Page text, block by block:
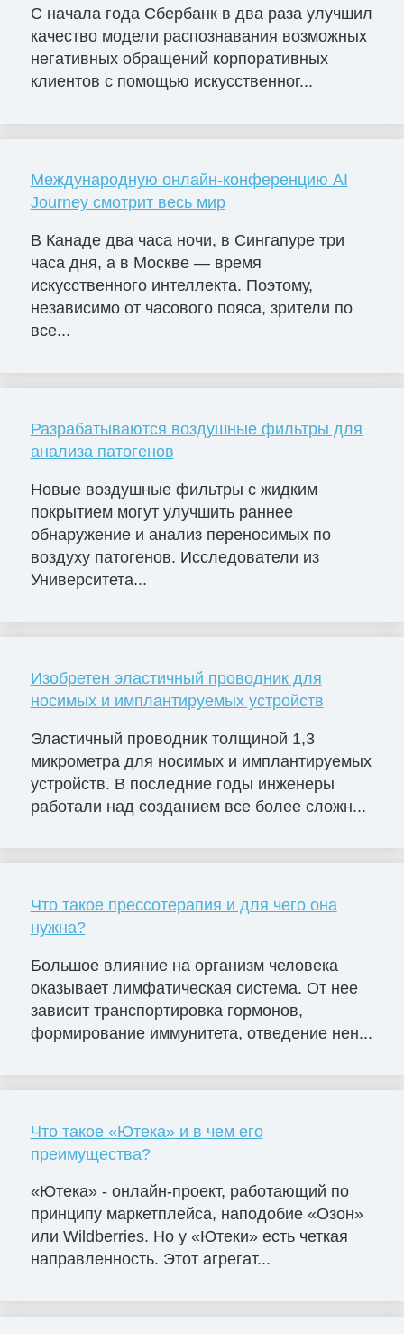
С начала года Сбербанк в два раза улучшил
качество модели распознавания возможных
негативных обращений корпоративных
клиентов с помощью искусственног...
Международную онлайн-конференцию AI
Journey смотрит весь мир
В Канаде два часа ночи, в Сингапуре три
часа дня, а в Москве — время
искусственного интеллекта. Поэтому,
независимо от часового пояса, зрители по
все...
Разрабатываются воздушные фильтры для
анализа патогенов
Новые воздушные фильтры с жидким
покрытием могут улучшить раннее
обнаружение и анализ переносимых по
воздуху патогенов. Исследователи из
Университета...
Изобретен эластичный проводник для
носимых и имплантируемых устройств
Эластичный проводник толщиной 1,3
микрометра для носимых и имплантируемых
устройств. В последние годы инженеры
работали над созданием все более сложн...
Что такое прессотерапия и для чего она
нужна?
Большое влияние на организм человека
оказывает лимфатическая система. От нее
зависит транспортировка гормонов,
формирование иммунитета, отведение нен...
Что такое «Ютека» и в чем его
преимущества?
«Ютека» - онлайн-проект, работающий по
принципу маркетплейса, наподобие «Озон»
или Wildberries. Но у «Ютеки» есть четкая
направленность. Этот агрегат...